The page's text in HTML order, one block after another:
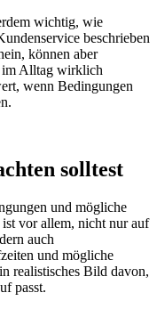
wichtig, wie
beschrieben
können aber
im Alltag wirklich
wenn Bedingungen
solltest
und mögliche
vor allem, nicht nur auf
auch
und mögliche
realistisches Bild davon,
passt.